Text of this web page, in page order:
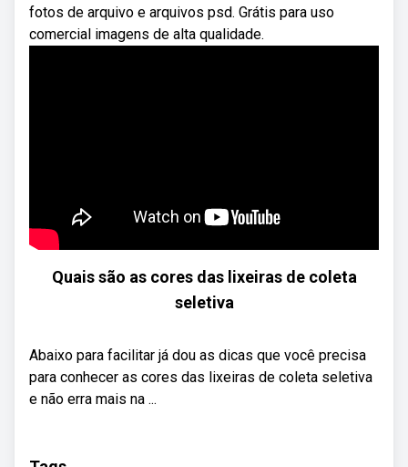
fotos de arquivo e arquivos psd. Grátis para uso
comercial imagens de alta qualidade.
Quais são as cores das lixeiras de coleta
seletiva
Abaixo para facilitar já dou as dicas que você precisa
para conhecer as cores das lixeiras de coleta seletiva
e não erra mais na ...